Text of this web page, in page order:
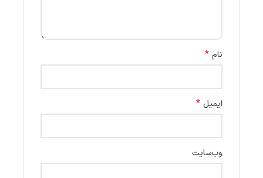
نام *
ایمیل *
وب‌سایت